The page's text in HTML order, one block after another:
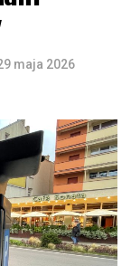
maja 2026